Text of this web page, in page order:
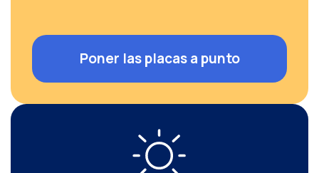
Poner las placas a punto